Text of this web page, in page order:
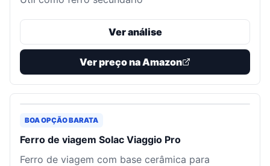
Ver análise
Ver preço na Amazon
BOA OPÇÃO BARATA
Ferro de viagem Solac Viaggio Pro
Ferro de viagem com base cerâmica para